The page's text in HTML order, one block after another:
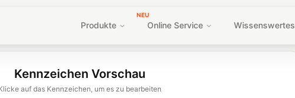
Produkte
NEU
Online Service Wissenswertes
Kennzeichen Vorschau
auf das Kennzeichen, um es zu bearbeiten